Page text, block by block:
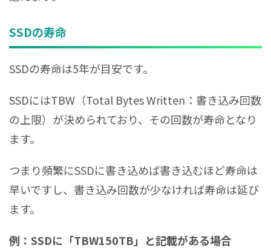
SSDの寿命
SSDの寿命は5年が目安です。
SSDにはTBW（Total Bytes Written：書き込み回数
の上限）が決められており、その回数が寿命となり
ます。
つまり頻繁にSSDに書き込めば書き込むほど寿命は
早いですし、書き込み回数が少なければ寿命は延び
ます。
例：SSDに「TBW150TB」と記載がある場合